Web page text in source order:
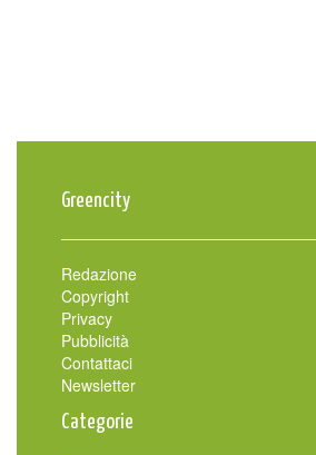
Greencity
Redazione
Copyright
Privacy
Pubblicità
Contattaci
Newsletter
Categorie